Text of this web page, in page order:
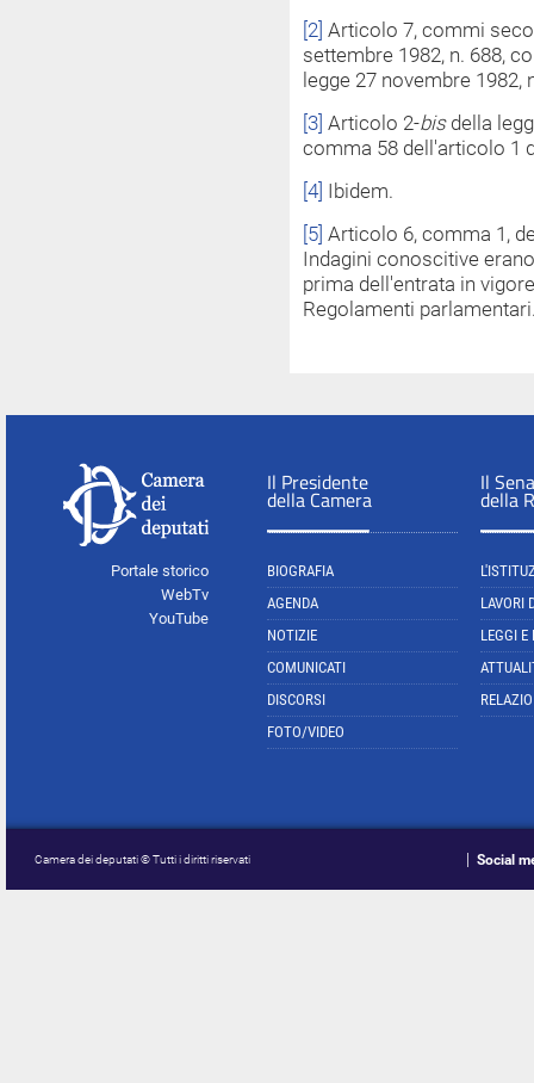
[2] Articolo 7, commi
settembre 1982, n. 688,
legge 27 novembre 1982,
[3] Articolo 2-bisdella
comma 58 dell'articolo 1
[4] Ibidem.
[5] Articolo 6, comma 1,
Indagini conoscitive
prima dell'entrata in
Regolamenti
Portale storico
WebTv
YouTube
Il Presidente
della Camera
BIOGRAFIA
AGENDA
NOTIZIE
COMUNICATI
DISCORSI
FOTO/VIDEO
Il
della
LAVORI
LEGGI E
Camera dei deputati © Tutti i diritti riservati Social